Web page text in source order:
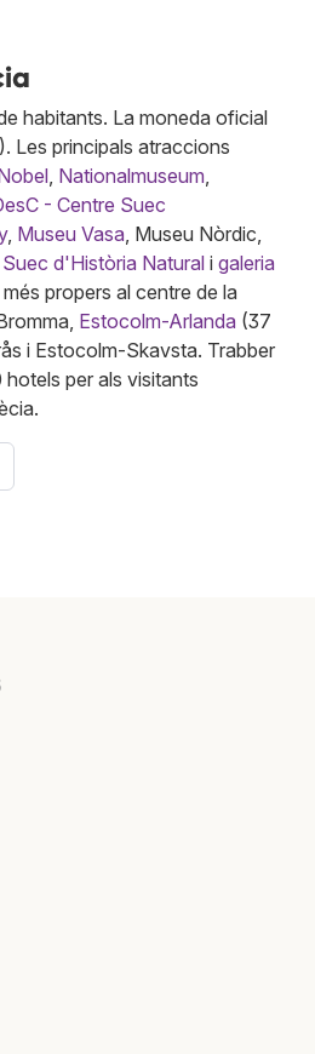
habitants. La moneda oficial
Les principals atraccions
Nationalmuseum
- Centre Suec
, Museu Vasa , Museu Nòrdic,
d'Història Natural i galeria
propers al centre de la
Estocolm-Arlanda (37
i Estocolm-Skavsta. Trabber
per als visitants